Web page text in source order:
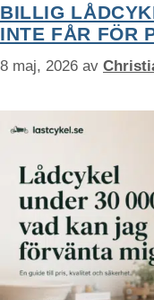
BILLIG
INTE FÅR FÖR
8 maj, 2026 av
cookies lagrar
inga personligt
identifierbara
uppgifter.
Statistik
förstå hur besökare
interagerar med
webbplatsen.
Dessa cookies
hjälper till att ge
information om
mätvärden, antal